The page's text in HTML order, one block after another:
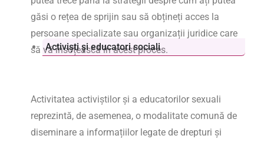
găsi o rețea de sprijin sau să obțineți acces la
persoane specializate sau organizații juridice care
să vă însoțească în acest proces.
Activiști și educatori sociali
Activitatea activiștilor și a educatorilor sexuali
reprezintă, de asemenea, o modalitate comună de
diseminare a informațiilor legate de drepturi și